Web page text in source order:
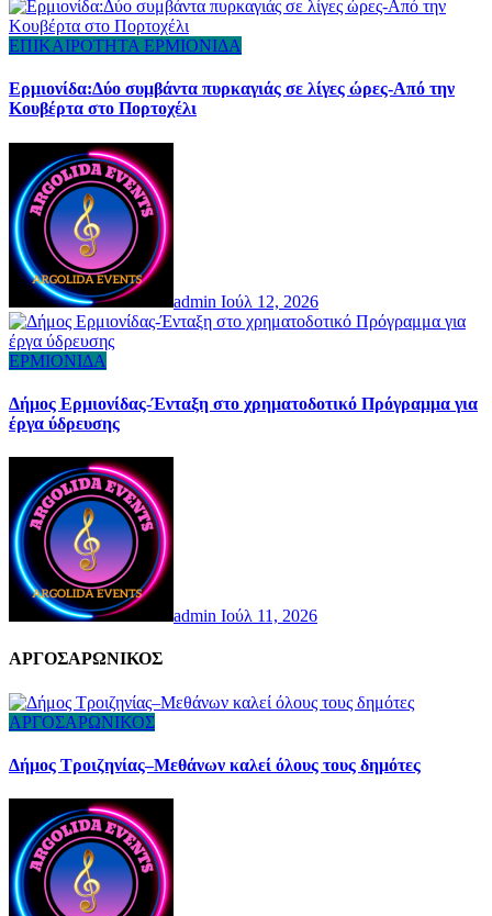
ΕΠΙΚΑΙΡΟΤΗΤΑ ΕΡΜΙΟΝΙΔΑ
Ερμιονίδα:Δύο συμβάντα πυρκαγιάς σε λίγες ώρες-Από την
Κουβέρτα στο Πορτοχέλι
admin Ιούλ 12, 2026
ΕΡΜΙΟΝΙΔΑ
Δήμος Ερμιονίδας-Ένταξη στο χρηματοδοτικό Πρόγραμμα για
έργα ύδρευσης
admin Ιούλ 11, 2026
AΡΓΟΣΑΡΩΝΙΚΟΣ
ΑΡΓΟΣΑΡΩΝΙΚΟΣ
Δήμος Τροιζηνίας–Μεθάνων καλεί όλους τους δημότες